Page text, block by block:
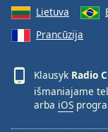
Lietuva
Prancūzija
Klausyk Radio
išmaniajame
arba iOS